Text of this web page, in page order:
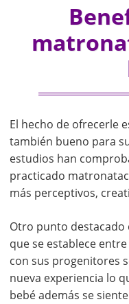
El hecho de ofrecerle
también bueno para
estudios han
practicado
más perceptivos,
Otro punto destacado
que se establece
con sus progenitores
nueva experiencia lo
bebé además se